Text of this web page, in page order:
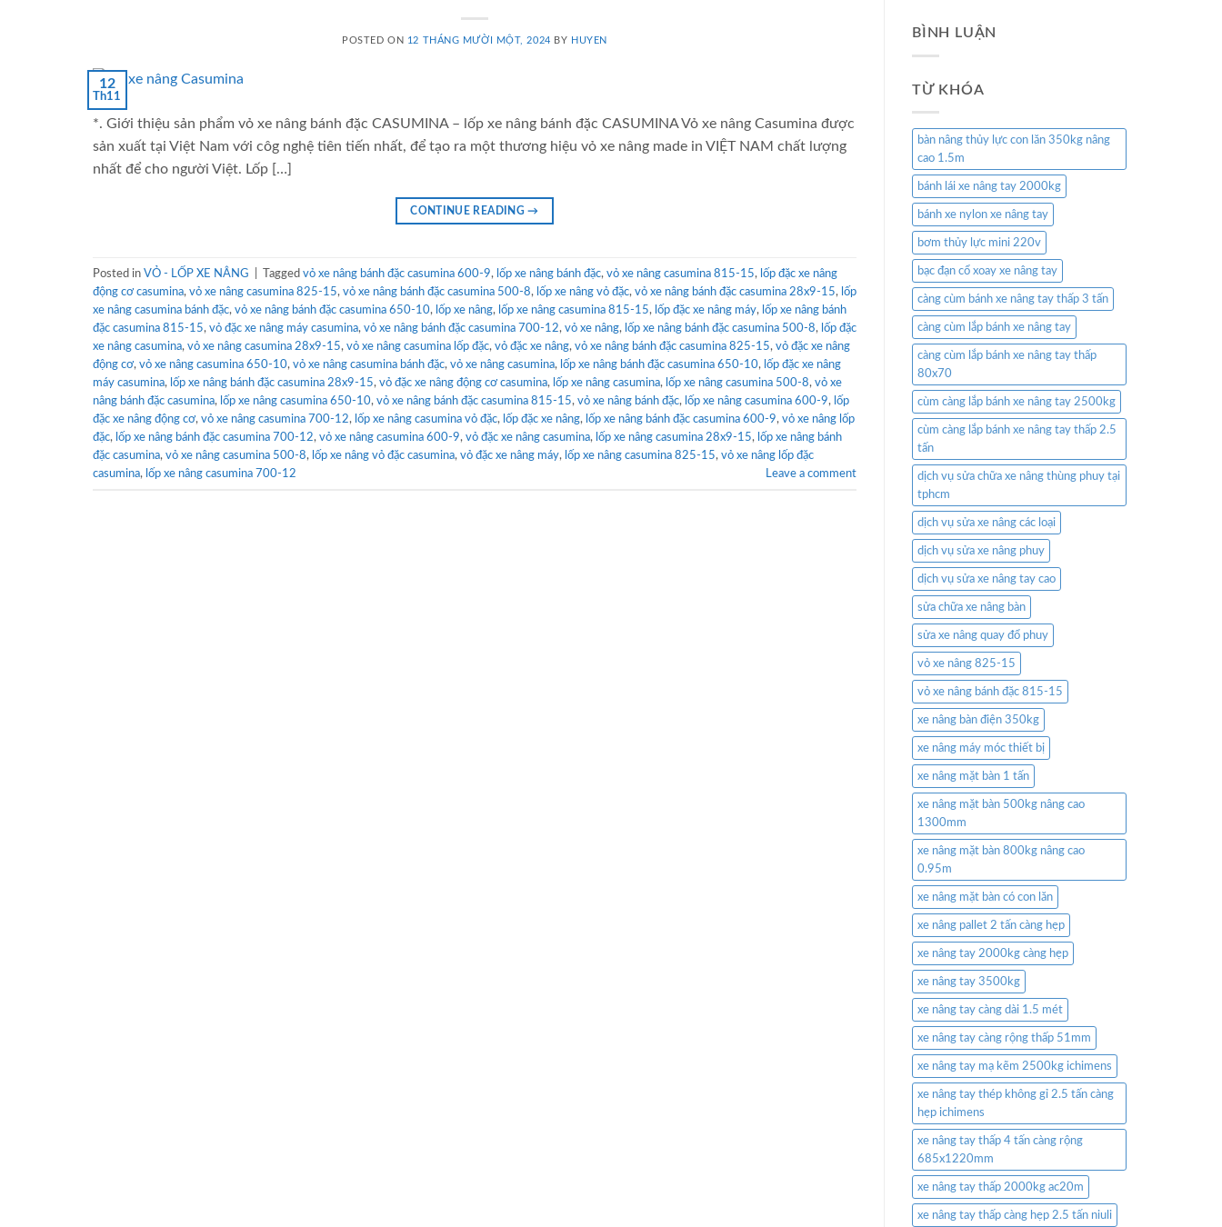
POSTED ON 12 THÁNG MƯỜI MỘT, 2024 BY HUYEN
12
Th11
*. Giới thiệu sản phẩm vỏ xe nâng bánh đặc CASUMINA – lốp xe nâng bánh đặc CASUMINA Vỏ xe nâng Casumina được
sản xuất tại Việt Nam với côg nghệ tiên tiến nhất, để tạo ra một thương hiệu vỏ xe nâng made in VIỆT NAM chất lượng
nhất để cho người Việt. Lốp […]
CONTINUE READING→
Posted in VỎ - LỐP XE NÂNG Tagged vỏ xe nâng bánh đặc casumina 600-9, lốp xe nâng bánh đặc, vỏ xe nâng casumina 815-15, lốp đặc xe nâng
động cơ casumina, vỏ xe nâng casumina 825-15, vỏ xe nâng bánh đặc casumina 500-8, lốp xe nâng vỏ đặc, vỏ xe nâng bánh đặc casumina 28x9-15, lốp
xe nâng casumina bánh đặc, vỏ xe nâng bánh đặc casumina 650-10, lốp xe nâng, lốp xe nâng casumina 815-15, lốp đặc xe nâng máy, lốp xe nâng bánh
đặc casumina 815-15, vỏ đặc xe nâng máy casumina, vỏ xe nâng bánh đặc casumina 700-12, vỏ xe nâng, lốp xe nâng bánh đặc casumina 500-8, lốp đặc
xe nâng casumina, vỏ xe nâng casumina 28x9-15, vỏ xe nâng casumina lốp đặc, vỏ đặc xe nâng, vỏ xe nâng bánh đặc casumina 825-15, vỏ đặc xe nâng
động cơ, vỏ xe nâng casumina 650-10, vỏ xe nâng casumina bánh đặc, vỏ xe nâng casumina, lốp xe nâng bánh đặc casumina 650-10, lốp đặc xe nâng
máy casumina, lốp xe nâng bánh đặc casumina 28x9-15, vỏ đặc xe nâng động cơ casumina, lốp xe nâng casumina, lốp xe nâng casumina 500-8, vỏ xe
nâng bánh đặc casumina, lốp xe nâng casumina 650-10, vỏ xe nâng bánh đặc casumina 815-15, vỏ xe nâng bánh đặc, lốp xe nâng casumina 600-9, lốp
đặc xe nâng động cơ, vỏ xe nâng casumina 700-12, lốp xe nâng casumina vỏ đặc, lốp đặc xe nâng, lốp xe nâng bánh đặc casumina 600-9, vỏ xe nâng lốp
đặc, lốp xe nâng bánh đặc casumina 700-12, vỏ xe nâng casumina 600-9, vỏ đặc xe nâng casumina, lốp xe nâng casumina 28x9-15, lốp xe nâng bánh
đặc casumina, vỏ xe nâng casumina 500-8, lốp xe nâng vỏ đặc casumina, vỏ đặc xe nâng máy, lốp xe nâng casumina 825-15, vỏ xe nâng lốp đặc
casumina, lốp xe nâng casumina 700-12 Leave a comment
BÌNH LUẬN
TỪ KHÓA
bàn nâng thủy lực con lăn 350kg nâng
cao 1.5m
bánh lái xe nâng tay 2000kg
bánh xe nylon xe nâng tay
bơm thủy lực mini 220v
bạc đạn cổ xoay xe nâng tay
càng cùm bánh xe nâng tay thấp 3 tấn
càng cùm lắp bánh xe nâng tay
càng cùm lắp bánh xe nâng tay thấp
80x70
cùm càng lắp bánh xe nâng tay 2500kg
cùm càng lắp bánh xe nâng tay thấp 2.5
tấn
dịch vụ sửa chữa xe nâng thùng phuy tại
tphcm
dịch vụ sửa xe nâng các loại
dịch vụ sửa xe nâng phuy
dịch vụ sửa xe nâng tay cao
sửa chữa xe nâng bàn
sửa xe nâng quay đổ phuy
vỏ xe nâng 825-15
vỏ xe nâng bánh đặc 815-15
xe nâng bàn điện 350kg
xe nâng máy móc thiết bị
xe nâng mặt bàn 1 tấn
xe nâng mặt bàn 500kg nâng cao
1300mm
xe nâng mặt bàn 800kg nâng cao
0.95m
xe nâng mặt bàn có con lăn
xe nâng pallet 2 tấn càng hẹp
xe nâng tay 2000kg càng hẹp
xe nâng tay 3500kg
xe nâng tay càng dài 1.5 mét
xe nâng tay càng rộng thấp 51mm
xe nâng tay mạ kẽm 2500kg ichimens
xe nâng tay thép không gỉ 2.5 tấn càng
hẹp ichimens
xe nâng tay thấp 4 tấn càng rộng
685x1220mm
xe nâng tay thấp 2000kg ac20m
xe nâng tay thấp càng hẹp 2.5 tấn niuli